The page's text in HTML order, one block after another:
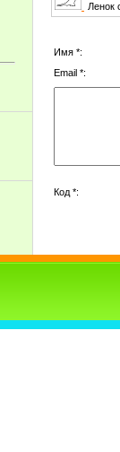
Ленок
Имя *:
Email *:
Код *: